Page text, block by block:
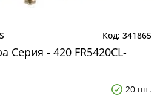
341865
Серия - 420 FR5420CL-
20 шт.